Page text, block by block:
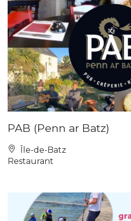
PAB (Penn ar Batz)
Île-de-Batz
Restaurant